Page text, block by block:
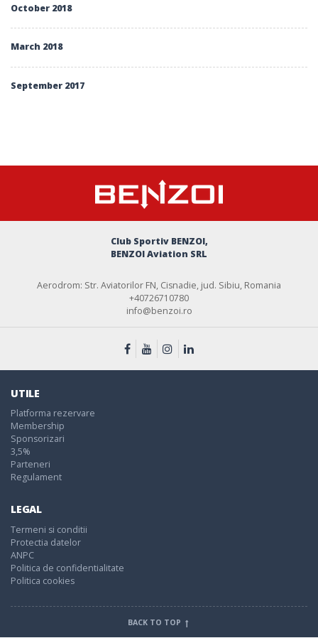
October 2018
March 2018
September 2017
Club Sportiv BENZOI,
BENZOI Aviation SRL
Aerodrom: Str. Aviatorilor FN, Cisnadie, jud. Sibiu, Romania
+40726710780
info@benzoi.ro
UTILE
Platforma rezervare
Membership
Sponsorizari
3,5%
Parteneri
Regulament
LEGAL
Termeni si conditii
Protectia datelor
ANPC
Politica de confidentialitate
Politica cookies
BACK TO TOP